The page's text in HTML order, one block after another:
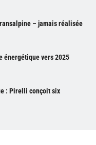
– jamais réalisée
énergétique vers 2025
: Pirelli conçoit six